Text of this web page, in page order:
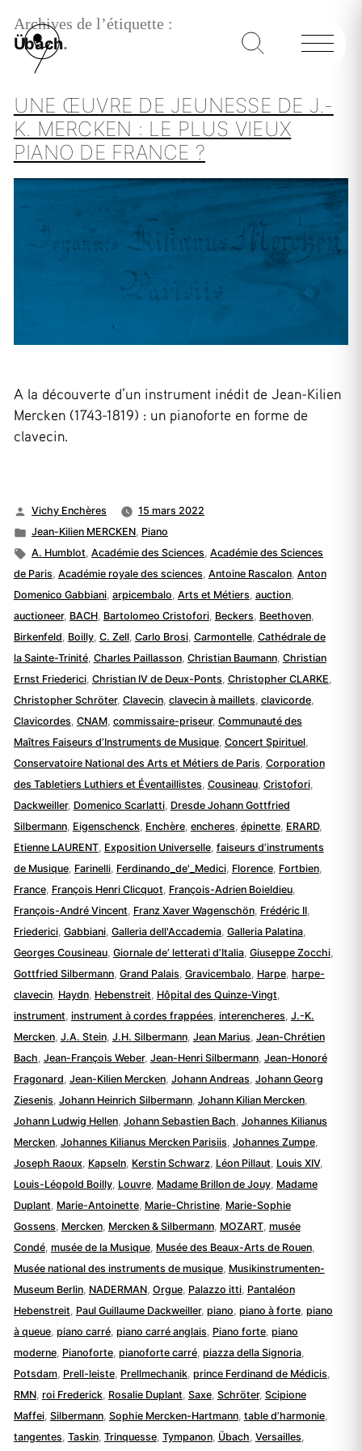
Archives de l’étiquette :
Übach
UNE ŒUVRE DE JEUNESSE DE J.-
K. MERCKEN : LE PLUS VIEUX
PIANO DE FRANCE ?
A la découverte d’un instrument inédit de Jean-Kilien
Mercken (1743-1819) : un pianoforte en forme de
clavecin.
Publié
par
Vichy Enchères
15 mars 2022
Publié
dans
Jean-Kilien MERCKEN Piano
Étiquettes :
A. Humblot ,Académie des Sciences ,Académie des Sciences
de Paris Académie royale des sciences Antoine Rascalon, Anton
Domenico Gabbiani, arpicembalo Arts et Métiers auction,
auctioneer, BACH, Bartolomeo Cristofori, Beckers Beethoven,
Birkenfeld Boilly, C. Zell, Carlo Brosi, Carmontelle, Cathédrale de
la Sainte-Trinité, Charles Paillasson, Christian Baumann, Christian
Ernst Friederici, Christian IV de Deux-Ponts Christopher CLARKE
Christopher Schröter, Clavecin, clavecin à maillets clavicorde,
Clavicordes CNAM, commissaire-priseur, Communauté des
Maîtres Faiseurs d’Instruments de Musique, Concert Spirituel,
Conservatoire National des Arts et Métiers de Paris Corporation
des Tabletiers Luthiers et Éventaillistes Cousineau, Cristofori,
Dackweiller, Domenico Scarlatti, Dresde Johann Gottfried
Silbermann, Eigenschenck, Enchère, encheres épinette, ERARD,
Etienne LAURENT, Exposition Universelle, faiseurs d’instruments
de Musique, Farinelli, Ferdinando_de'_Medici, Florence, Fortbien,
France, François Henri Clicquot François-Adrien Boieldieu,
François-André Vincent Franz Xaver Wagenschön, Frédéric II,
Friederici, Gabbiani, Galleria dell'Accademia, Galleria Palatina,
Georges Cousineau, Giornale de’ letterati d’Italia, Giuseppe Zocchi,
Gottfried Silbermann, Grand Palais Gravicembalo Harpe, harpe-
clavecin, Haydn, Hebenstreit Hôpital des Quinze-Vingt
instrument instrument à cordes frappées interencheres J.-K.
Mercken, J.A. Stein, J.H. Silbermann, Jean Marius Jean-Chrétien
Bach Jean-François Weber, Jean-Henri Silbermann, Jean-Honoré
Fragonard Jean-Kilien Mercken, Johann Andreas Johann Georg
Ziesenis Johann Heinrich Silbermann, Johann Kilian Mercken,
Johann Ludwig Hellen, Johann Sebastien Bach Johannes Kilianus
Mercken, Johannes Kilianus Mercken Parisiis Johannes Zumpe,
Joseph Raoux, Kapseln, Kerstin Schwarz Léon Pillaut Louis XIV,
Louis-Léopold Boilly, Louvre, Madame Brillon de Jouy, Madame
Duplant Marie-Antoinette, Marie-Christine, Marie-Sophie
Gossens Mercken, Mercken & Silbermann, MOZART, musée
Condé, musée de la Musique, Musée des Beaux-Arts de Rouen,
Musée national des instruments de musique, Musikinstrumenten-
Museum Berlin, NADERMAN, Orgue, Palazzo itti, Pantaléon
Hebenstreit Paul Guillaume Dackweiller, piano piano à forte, piano
à queue, piano carré, piano carré anglais Piano forte, piano
moderne, Pianoforte, pianoforte carré, piazza della Signoria,
Potsdam, Prell-leiste, Prellmechanik, prince Ferdinand de Médicis
RMN, roi Frederick, Rosalie Duplant Saxe, Schröter, Scipione
Maffei, Silbermann, Sophie Mercken-Hartmann, table d’harmonie,
tangentes Taskin, Trinquesse, Tympanon, Übach Versailles